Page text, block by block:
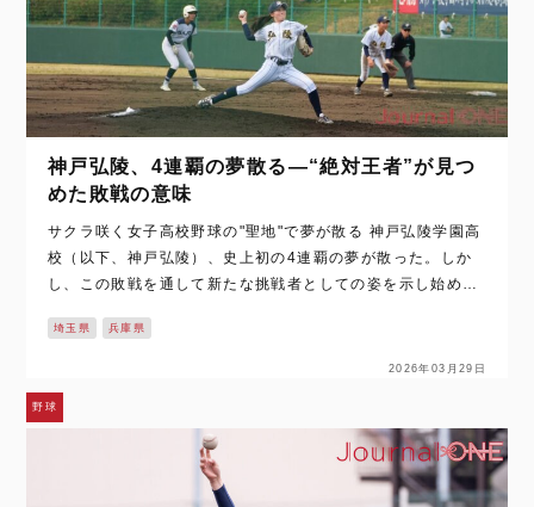
神戸弘陵、4連覇の夢散る—“絶対王者”が見つ
めた敗戦の意味
サクラ咲く女子高校野球の"聖地"で夢が散る 神戸弘陵学園高
校（以下、神戸弘陵）、史上初の4連覇の夢が散った。しか
し、この敗戦を通して新たな挑戦者としての姿を示し始めて
げるには十分に柔らかか…
埼玉県 兵庫県
2026年03月29日
野球